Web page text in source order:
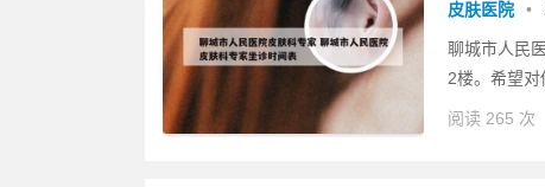
皮肤医院 •
聊城市人民
2楼。希望对
阅读 265 次